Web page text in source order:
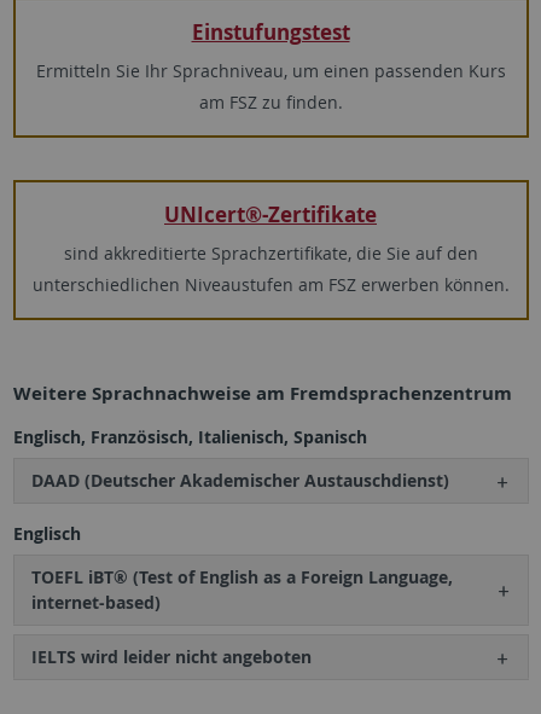
Einstufungstest
Ermitteln Sie Ihr Sprachniveau, um einen passenden Kurs
am FSZ zu finden.
UNIcert®-Zertifikate
sind akkreditierte Sprachzertifikate, die Sie auf den
unterschiedlichen Niveaustufen am FSZ erwerben können.
Weitere Sprachnachweise am Fremdsprachenzentrum
Englisch, Französisch, Italienisch, Spanisch
DAAD (Deutscher Akademischer Austauschdienst)
Englisch
TOEFL iBT® (Test of English as a Foreign Language,
internet-based)
IELTS wird leider nicht angeboten